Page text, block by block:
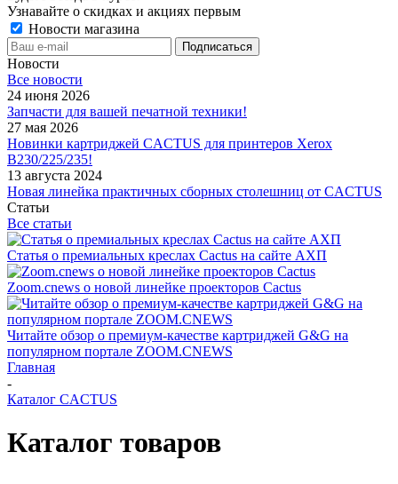
Узнавайте о скидках и акциях первым
Новости магазина
Новости
Все новости
24 июня 2026
Запчасти для вашей печатной техники!
27 мая 2026
Новинки картриджей CACTUS для принтеров Xerox
B230/225/235!
13 августа 2024
Новая линейка практичных сборных столешниц от CACTUS
Статьи
Все статьи
Статья о премиальных креслах Cactus на сайте АХП
Zoom.cnews о новой линейке проекторов Cactus
Читайте обзор о премиум-качестве картриджей G&G на
популярном портале ZOOM.CNEWS
Главная
-
Каталог CACTUS
Каталог товаров